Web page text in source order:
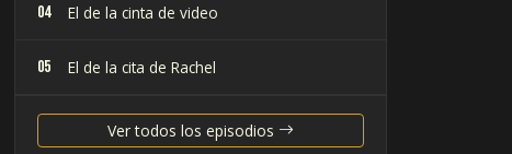
04 El de la cinta de video
05 El de la cita de Rachel
06 El de la fiesta de Halloween
Ver todos los episodios